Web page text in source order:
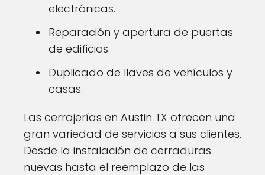
electrónicas.
Reparación y apertura de puertas
de edificios.
Duplicado de llaves de vehículos y
casas.
Las cerrajerías en Austin TX ofrecen una
gran variedad de servicios a sus clientes.
Desde la instalación de cerraduras
nuevas hasta el reemplazo de las